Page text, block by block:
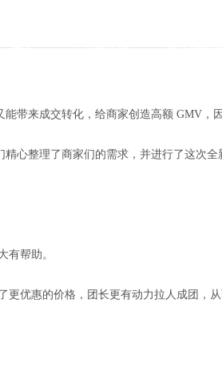
首页 小程序商城 微商城功能
带来成交转化，给商家创造高额 GMV，
心整理了商家们的需求，并进行了这次全
有帮助。
优惠的价格，团长更有动力拉人成团，